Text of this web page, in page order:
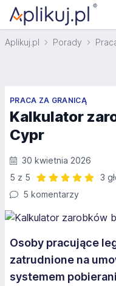
Aplikuj.pl Porady
PRACA ZA GRANICĄ
Kalkulator
Cypr
30 kwietnia 2026
5 z 5
3
5 komentarzy
Osoby pracujące
zatrudnione na
systemem